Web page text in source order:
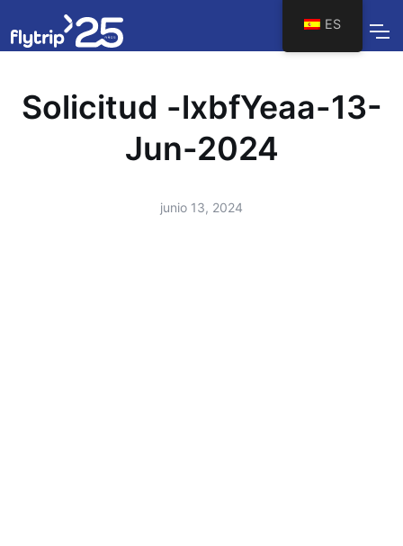
Solicitud -lxbfYeaa-13-
Jun-2024
junio 13, 2024
ES